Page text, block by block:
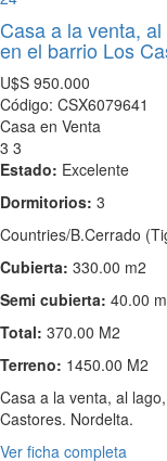
Casa a la venta,
en el barrio Los
U$S 950.000
Código: CSX6079641
Casa en Venta
3 3
Estado: Excelente
Dormitorios: 3
Countries/B.Cerrado
Cubierta: 330.00 m2
Semi cubierta: 40.00
Total: 370.00 M2
Terreno: 1450.00 M2
Casa a la venta, al
Castores. Nordelta.
Ver ficha completa